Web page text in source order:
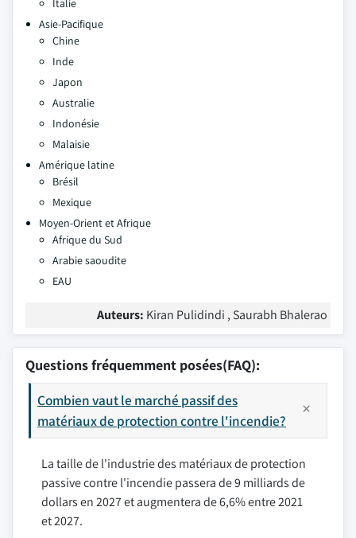
Italie
Asie-Pacifique
Chine
Inde
Japon
Australie
Indonésie
Malaisie
Amérique latine
Brésil
Mexique
Moyen-Orient et Afrique
Afrique du Sud
Arabie saoudite
EAU
Auteurs: Kiran Pulidindi , Saurabh Bhalerao
Questions fréquemment posées(FAQ):
Combien vaut le marché passif des
matériaux de protection contre l'incendie?
La taille de l'industrie des matériaux de protection
passive contre l'incendie passera de 9 milliards de
dollars en 2027 et augmentera de 6,6% entre 2021
et 2027.